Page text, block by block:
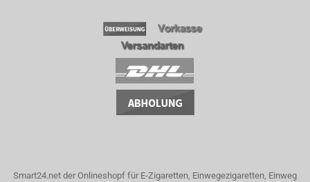
Smart24.net der Onlineshopf für E-Zigaretten, Einwegezigaretten, Einweg